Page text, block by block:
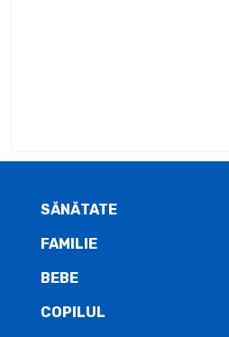
SĂNĂTATE
FAMILIE
BEBE
COPILUL